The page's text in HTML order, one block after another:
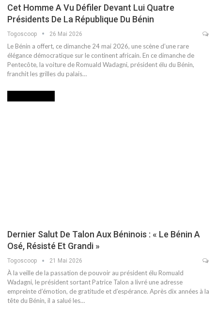
Cet Homme A Vu Défiler Devant Lui Quatre
Présidents De La République Du Bénin
Togoscoop 26 Mai 2026
Le Bénin a offert, ce dimanche 24 mai 2026, une scène d’une rare
élégance démocratique sur le continent africain. En ce dimanche de
Pentecôte, la voiture de Romuald Wadagni, président élu du Bénin,
franchit les grilles du palais…
Dernier Salut De Talon Aux Béninois : « Le Bénin A
Osé, Résisté Et Grandi »
Togoscoop 21 Mai 2026
À la veille de la passation de pouvoir au président élu Romuald
Wadagni, le président sortant Patrice Talon a livré une adresse
empreinte d’émotion, de gratitude et d’espérance. Après dix années à la
tête du Bénin, il a salué les…